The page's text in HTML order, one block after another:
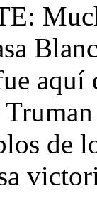
aquí
de